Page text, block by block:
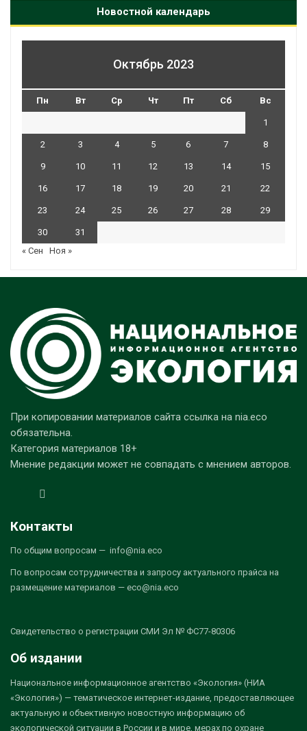
Новостной календарь
Октябрь 2023
Пн Вт Ср Чт Пт Сб Вс
1
2 3 4 5 6 7 8
9 10 11 12 13 14 15
16 17 18 19 20 21 22
23 24 25 26 27 28 29
30
31
« Сен
Ноя »
При копировании материалов сайта ссылка на nia.eco
обязательна.
Категория материалов 18+
Мнение редакции может не совпадать с мнением авторов.
Контакты
По общим вопросам — info@nia.eco
По вопросам сотрудничества и запросу актуального прайса на
размещение материалов — eco@nia.eco
Свидетельство о регистрации СМИ Эл № ФС77-80306
Об издании
Национальное информационное агентство «Экология» (НИА
«Экология») — тематическое интернет-издание, предоставляющее
актуальную и объективную новостную информацию об
экологической ситуации в России и в мире, мерах по охране